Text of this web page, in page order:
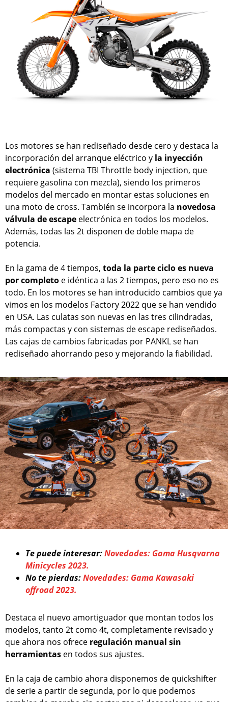
Los motores se han rediseñado desde cero y destaca la
incorporación del arranque eléctrico y la inyección
electrónica (sistema TBI Throttle body injection, que
requiere gasolina con mezcla), siendo los primeros
modelos del mercado en montar estas soluciones en
una moto de cross. También se incorpora la novedosa
válvula de escape electrónica en todos los modelos.
Además, todas las 2t disponen de doble mapa de
potencia.
En la gama de 4 tiempos, toda la parte ciclo es nueva
por completo e idéntica a las 2 tiempos, pero eso no es
todo. En los motores se han introducido cambios que ya
vimos en los modelos Factory 2022 que se han vendido
en USA. Las culatas son nuevas en las tres cilindradas,
más compactas y con sistemas de escape rediseñados.
Las cajas de cambios fabricadas por PANKL se han
rediseñado ahorrando peso y mejorando la fiabilidad.
Te puede interesar:Novedades: Gama Husqvarna
Minicycles 2023.
No te pierdas:Novedades: Gama Kawasaki
offroad 2023.
Destaca el nuevo amortiguador que montan todos los
modelos, tanto 2t como 4t, completamente revisado y
que ahora nos ofrece regulación manual sin
herramientas en todos sus ajustes.
En la caja de cambio ahora disponemos de quickshifter
de serie a partir de segunda, por lo que podemos